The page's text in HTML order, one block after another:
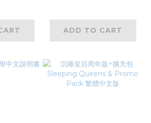
ADD TO CART